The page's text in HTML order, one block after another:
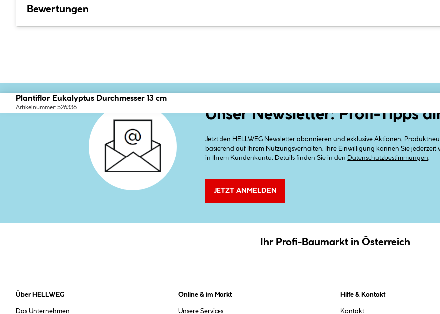
Bewertungen
Plantiflor Eukalyptus Durchmesser 13 cm
Artikelnummer: 526336 Unser Newsletter: Profi-Tipps
Jetzt den HELLWEG Newsletter abonnieren und exklusive Aktionen,
basierend auf Ihrem Nutzungsverhalten. Ihre Einwilligung können Sie
in Ihrem Kundenkonto. Details finden Sie in den
Datenschutzbestimmungen
JETZT ANMELDEN
Ihr Profi-Baumarkt in Österreich
Über HELLWEG
Das Unternehmen
Online & im Markt
Unsere Services
Hilfe & Kontakt
Kontakt